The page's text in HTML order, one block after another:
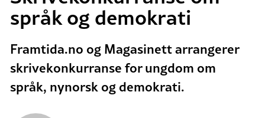
språk og demokrati
Framtida.no og Magasinett arrangerer
skrivekonkurranse for ungdom om
språk, nynorsk og demokrati.